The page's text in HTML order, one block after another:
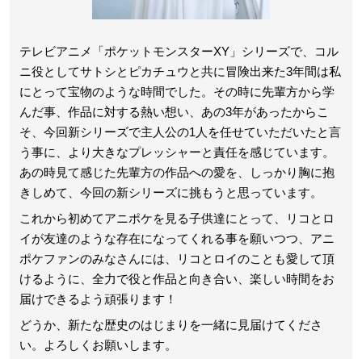
テレビアニメ「ポケットモンスターXY」シリーズで、コル
ニ役としてサトシとピカチュウと共に冒険出来た3年間は私
にとって宝物のような時間でした。その時に先輩方から学
んだ事、作品に対する熱い想い、あの3年があったからこ
そ、今回新シリーズで主人公の1人を任せていただいたと言
う事に、より大きなプレッシャーと責任を感じています。
あの時見て感じた先輩方の作品への愛を、しっかり胸に抱
きしめて、今回の新シリーズに挑もうと思っています。
これから初めてアニポケを見る子供達にとって、リコとロ
イが友達のような存在になってくれる事を願いつつ、アニ
ポケファンのみなさんには、リコとロイのことも愛して頂
けるように、全力で役と作品と向き合い、楽しい時間をお
届けできるよう頑張ります！
どうか、新たな歴史のはじまりを一緒に見届けてくださ
い。よろしくお願いします。